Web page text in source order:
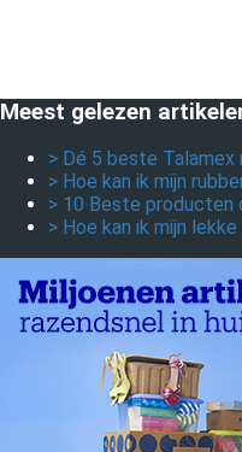
Meest gelezen
> Dé 5 beste Talamex
> Hoe kan ik mijn
> 10 Beste producten
> Hoe kan ik mijn